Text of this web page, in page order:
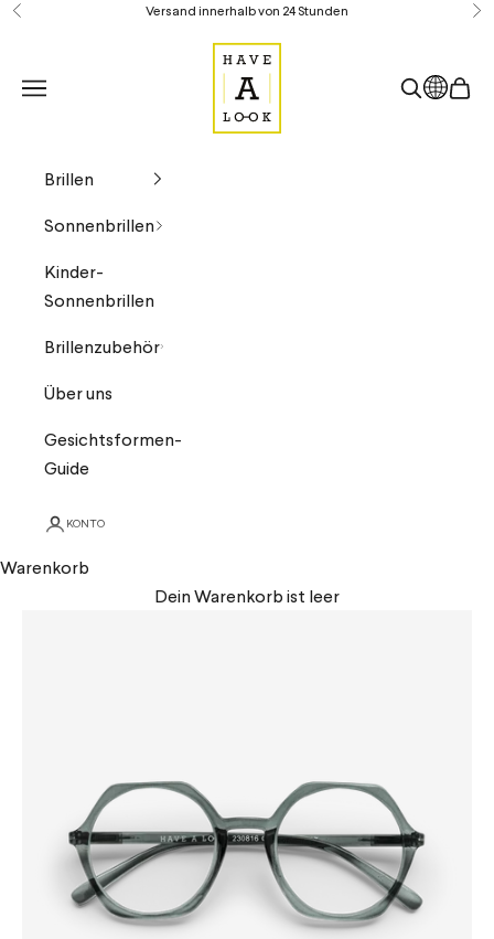
Zum Inhalt springen
Zurück Versand innerhalb von 24 Stunden Vor
Have A Look DE
Navigationsmenü öffnen
SucheLand
Brillen
Sonnenbrillen
Kinder-
Sonnenbrillen
Brillenzubehör
Über uns
Gesichtsformen-
Guide
KONTO
Warenkorb
Dein Warenkorb ist leer